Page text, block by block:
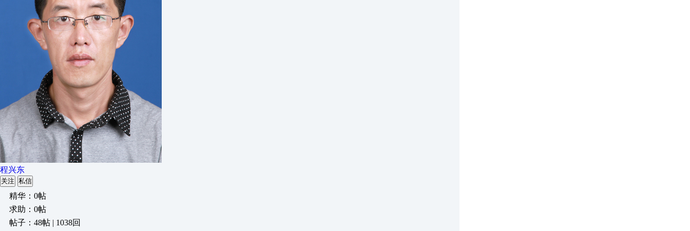
程兴东
关注 私信
精华：0帖
求助：0帖
帖子：48帖 | 1038回